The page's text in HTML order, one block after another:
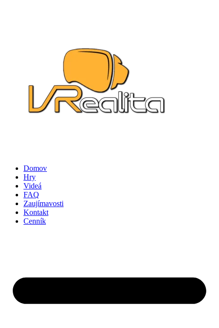
Domov
Hry
Videá
FAQ
Zaujímavosti
Kontakt
Cenník